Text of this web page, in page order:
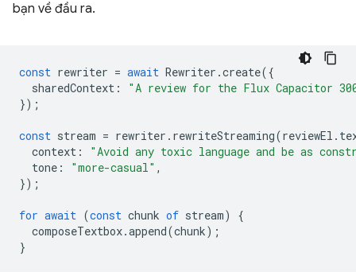
bạn về đầu ra.
const rewriter = await Rewriter .create({
sharedContext :
"A review for the Flux Capacitor
});
const stream = rewriter . rewriteStreaming(reviewEl .
context :
"Avoid any toxic language and be as
tone : "more-casual" ,
});
for await (const chunk of stream)
{
composeTextbox.append(chunk);
}